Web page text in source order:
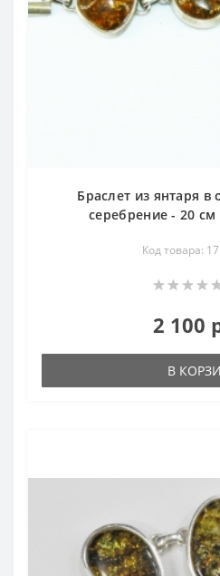
Браслет из янтаря в
серебрение - 20
Код товара:
2 100
В